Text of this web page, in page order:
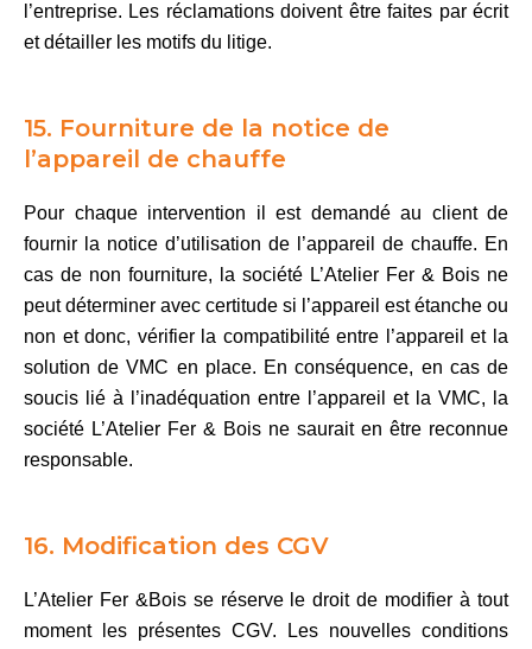
l’entreprise. Les réclamations doivent être faites par écrit
et détailler les motifs du litige.
15. Fourniture de la notice de
l’appareil de chauffe
Pour chaque intervention il est demandé au client de
fournir la notice d’utilisation de l’appareil de chauffe. En
cas de non fourniture, la société L’Atelier Fer & Bois ne
peut déterminer avec certitude si l’appareil est étanche ou
non et donc, vérifier la compatibilité entre l’appareil et la
solution de VMC en place. En conséquence, en cas de
soucis lié à l’inadéquation entre l’appareil et la VMC, la
société L’Atelier Fer & Bois ne saurait en être reconnue
responsable.
16. Modification des CGV
L’Atelier Fer &Bois se réserve le droit de modifier à tout
moment les présentes CGV. Les nouvelles conditions